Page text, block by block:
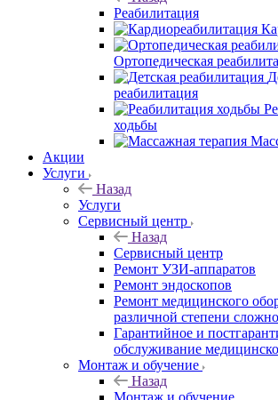
Реабилитация
Ортопедическая
реабилитация
ходьбы
Акции
Услуги
Назад
Услуги
Сервисный центр
Назад
Сервисный центр
Ремонт УЗИ-аппаратов
Ремонт эндоскопов
Ремонт медицинского
различной степени
Гарантийное и
обслуживание
Монтаж и обучение
Назад
Монтаж и обучение